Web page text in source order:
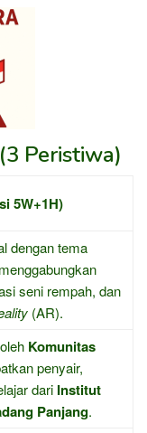
Peristiwa)
5W+1H)
dengan tema
seni rempah, dan
(AR).
Komunitas
penyair,
dari Institut
Panjang.